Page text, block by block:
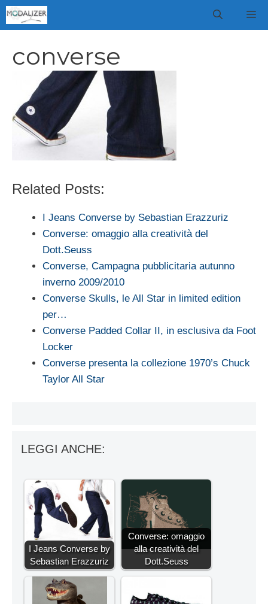
Vai
al
converse
Related Posts:
I Jeans Converse by Sebastian Erazzuriz
Converse: omaggio alla creatività del
Dott.Seuss
Converse, Campagna pubblicitaria autunno
inverno 2009/2010
Converse Skulls, le All Star in limited edition
per…
Converse Padded Collar II, in esclusiva da Foot
Locker
Converse presenta la collezione 1970’s Chuck
Taylor All Star
LEGGI ANCHE:
I Jeans Converse by
Sebastian Erazzuriz
Converse: omaggio
alla creatività del
Dott.Seuss